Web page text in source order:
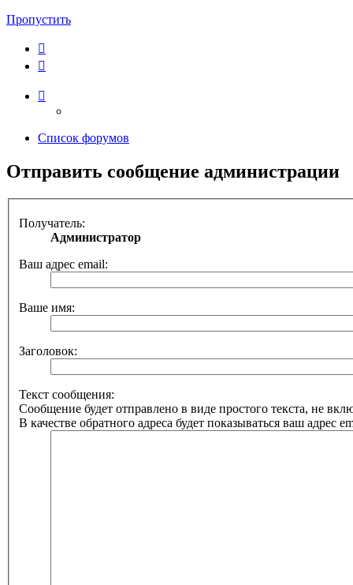
Пропустить
Список форумов
Отправить сообщение администрации
Получатель:
Администратор
Ваш адрес email:
Ваше имя:
Заголовок:
Текст сообщения:
Сообщение будет отправлено в виде простого текста, не
В качестве обратного адреса будет показываться ваш адрес